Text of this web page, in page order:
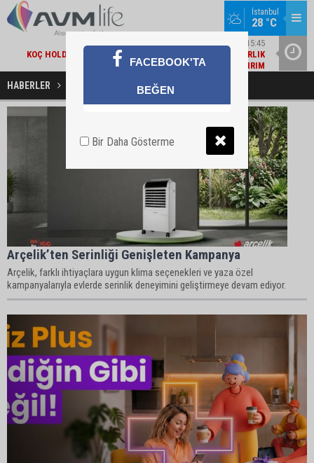
İstanbul
28 °C
EKONOMI / 15:45
KOÇ HOLDING'TEN YILIN İLK 6 AYINDA 1,7 MILYAR DOLARLIK
KOMBINE YATIRIM
GÜNCEL / 15:21
AMBALAJLI SU ÜRETICILERI DERNEĞI'NDEN 2030 UYARISI
YAZIN
HABERLER Arçelik Haberleri
Arçelik’ten Serinliği Genişleten Kampanya
Arçelik, farklı ihtiyaçlara uygun klima seçenekleri ve yaza özel
kampanyalarıyla evlerde serinlik deneyimini geliştirmeye devam ediyor.
FACEBOOK'TA
BEĞEN
Bir Daha Gösterme